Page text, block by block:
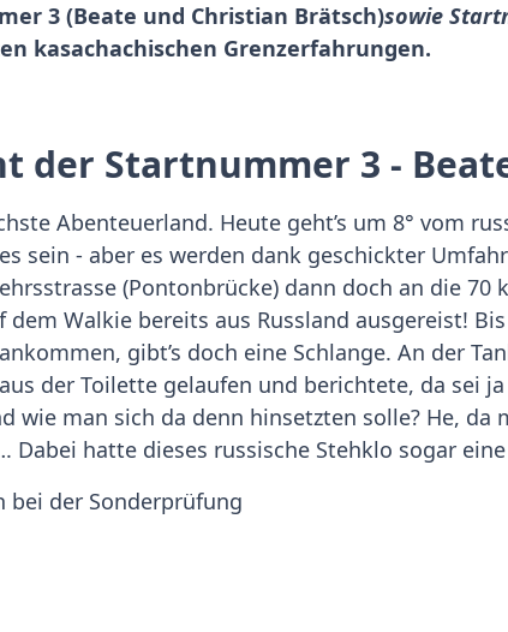
3 (Beate und Christian Brätsch)sowie
kasachachischen Grenzerfahrungen.
der Startnummer 3 -
Abenteuerland. Heute geht’s um 8° vom
sein - aber es werden dank geschickter
(Pontonbrücke) dann doch an die
dem Walkie bereits aus Russland ausgereist!
gibt’s doch eine Schlange. An der
der Toilette gelaufen und berichtete, da sei
wie man sich da denn hinsetzten solle? He, da
Dabei hatte dieses russische Stehklo sogar
bei der Sonderprüfung